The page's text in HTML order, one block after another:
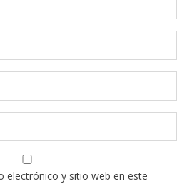
electrónico y sitio web en este